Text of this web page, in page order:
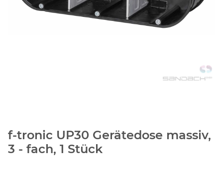
f-tronic UP30 Gerätedose massiv,
3 - fach, 1 Stück